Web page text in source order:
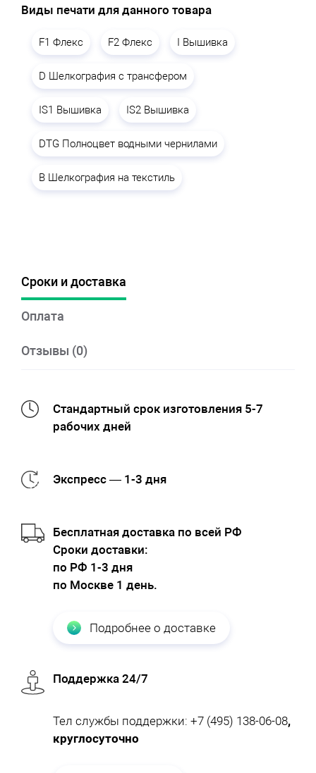
Виды печати для данного товара
F1 Флекс F2 Флекс I Вышивка
D Шелкография с трансфером
IS1 Вышивка IS2 Вышивка
DTG Полноцвет водными чернилами
B Шелкография на текстиль
Сроки и доставка
Оплата
Отзывы (0)
Стандартный срок изготовления 5-7
рабочих дней
Экспресс — 1-3 дня
Бесплатная доставка по всей РФ
Cроки доставки:
по РФ 1-3 дня
по Москве 1 день.
Подробнее о доставке
Поддержка 24/7
Тел службы поддержки: +7 (495) 138-06-08,
круглосуточно